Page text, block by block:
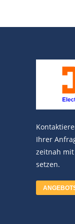
Ihrer
zeitnah
setzen.